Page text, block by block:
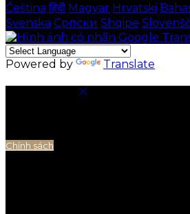
Čeština हिंदी Magyar Hrvatski
Svenska Српски Shqipe
Powered by Translate
Chính sách